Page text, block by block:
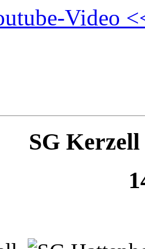
Video
SG